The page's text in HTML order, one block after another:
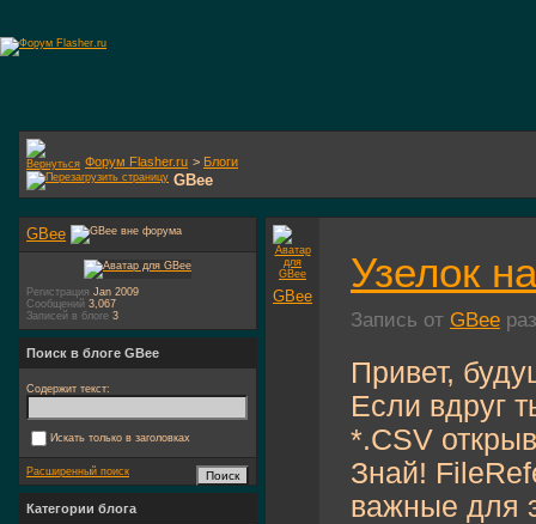
Форум Flasher.ru > Блоги
GBee
GBee
Узелок
Запись от GBee
Привет,
Если вдруг
*.CSV
Знай!
важные для
GBee
Регистрация Jan 2009
Сообщений 3,067
Записей в блоге 3
Поиск в блоге GBee
Содержит текст:
Искать только в заголовках
Расширенный поиск
Категории блога